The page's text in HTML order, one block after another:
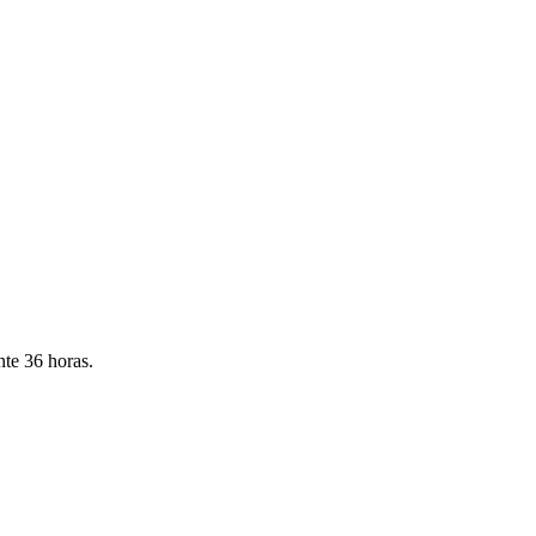
36 horas.